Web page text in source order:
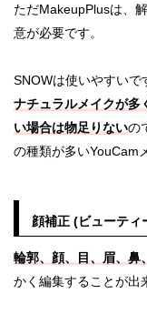
ただMakeupPlusは、
意が必要です。
SNOWは使いやすいで
ナチュラルメイクが多
い場合は物足りないの
の種類が多いYouCam
顔補正 (ビューティ
輪郭、顔、目、眉、鼻
かく編集することが出